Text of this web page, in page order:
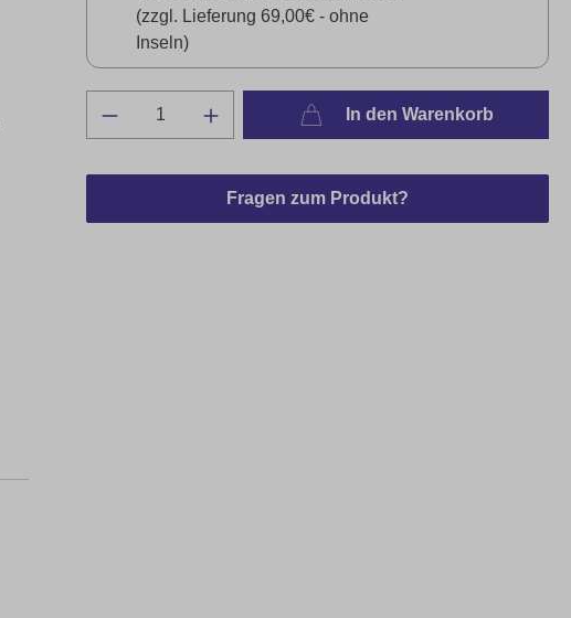
(zzgl. Lieferung 69,00€ - ohne
Inseln)
In den Warenkorb
Fragen zum Produkt?